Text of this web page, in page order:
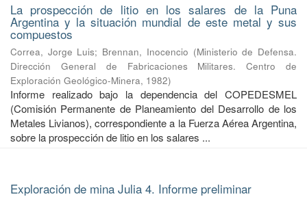
La prospección de litio en los salares de la Puna
Argentina y la situación mundial de este metal y sus
compuestos
Correa, Jorge Luis; Brennan, Inocencio (Ministerio de Defensa.
Dirección General de Fabricaciones Militares. Centro de
Exploración Geológico-Minera, 1982)
Informe realizado bajo la dependencia del COPEDESMEL
(Comisión Permanente de Planeamiento del Desarrollo de los
Metales Livianos), correspondiente a la Fuerza Aérea Argentina,
sobre la prospección de litio en los salares ...
Exploración de mina Julia 4. Informe preliminar